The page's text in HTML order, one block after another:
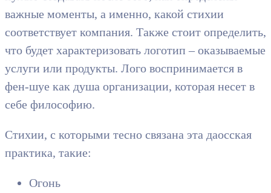
важные моменты, а именно, какой стихии
соответствует компания. Также стоит определить,
что будет характеризовать логотип – оказываемые
услуги или продукты. Лого воспринимается в
фен-шуе как душа организации, которая несет в
себе философию.
Стихии, с которыми тесно связана эта даосская
практика, такие:
Огонь